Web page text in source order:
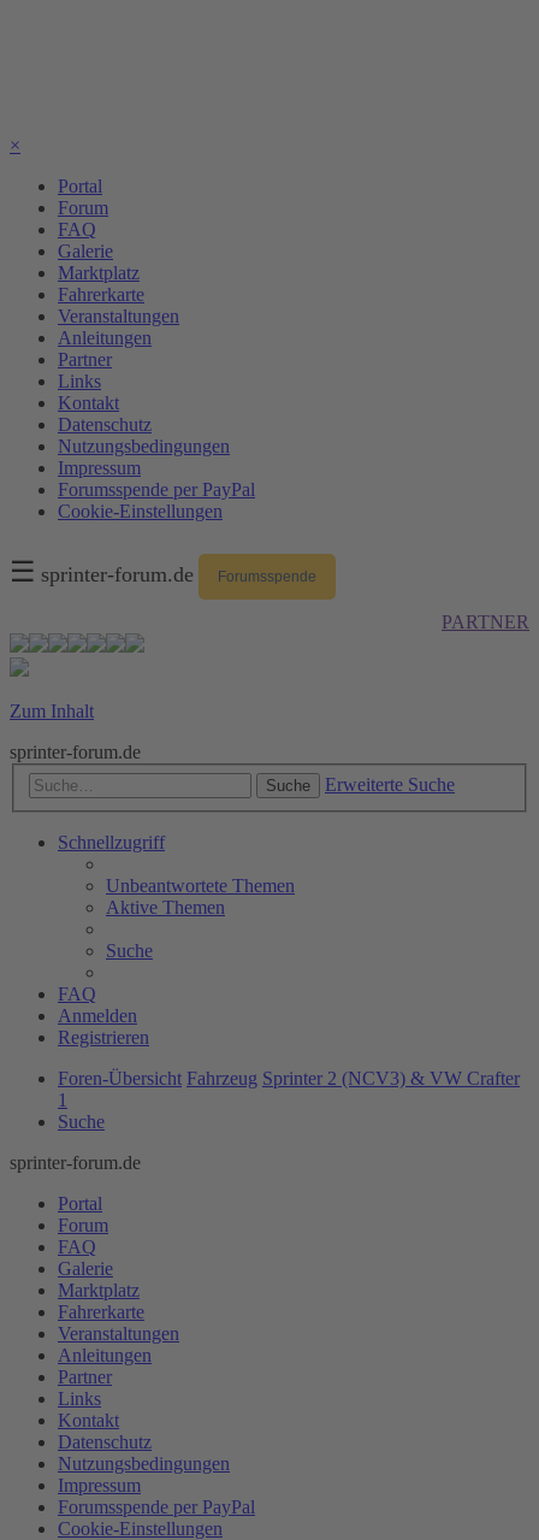
×
Portal
Forum
FAQ
Galerie
Marktplatz
Fahrerkarte
Veranstaltungen
Anleitungen
Partner
Links
Kontakt
Datenschutz
Nutzungsbedingungen
Impressum
Forumsspende per PayPal
Cookie-Einstellungen
☰ sprinter-forum.de Forumsspende
PARTNER
Zum Inhalt
sprinter-forum.de
Suche Erweiterte Suche
Schnellzugriff
Unbeantwortete Themen
Aktive Themen
Suche
FAQ
Anmelden
Registrieren
Foren-Übersicht Fahrzeug Sprinter 2 (NCV3) & VW Crafter
1
Suche
sprinter-forum.de
Portal
Forum
FAQ
Galerie
Marktplatz
Fahrerkarte
Veranstaltungen
Anleitungen
Partner
Links
Kontakt
Datenschutz
Nutzungsbedingungen
Impressum
Forumsspende per PayPal
Cookie-Einstellungen